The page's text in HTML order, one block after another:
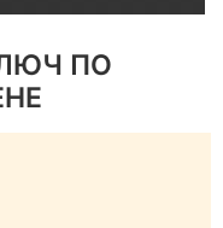
Почему это
прочность
ПО